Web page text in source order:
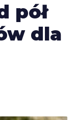
pół
dla